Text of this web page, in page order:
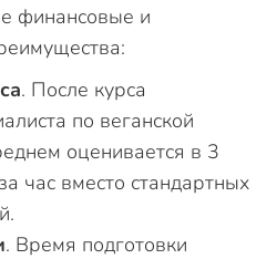
финансовые и
. После курса
по веганской
оценивается в 3
час вместо стандартных
. Время подготовки